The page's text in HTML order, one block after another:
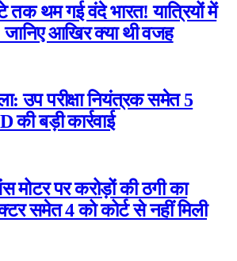
थम गई वंदे भारत! यात्रियों में
आखिर क्या थी वजह
उप परीक्षा नियंत्रक समेत 5
की बड़ी कार्रवाई
मोटर पर करोड़ों की ठगी का
समेत 4 को कोर्ट से नहीं मिली